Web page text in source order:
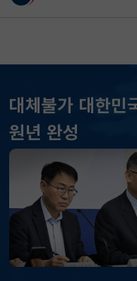
대체불가 대한민
원년 완성
KOSPI
KOSDAQ
국고채(3년)
달러-원
KOSPI
KOSDAQ